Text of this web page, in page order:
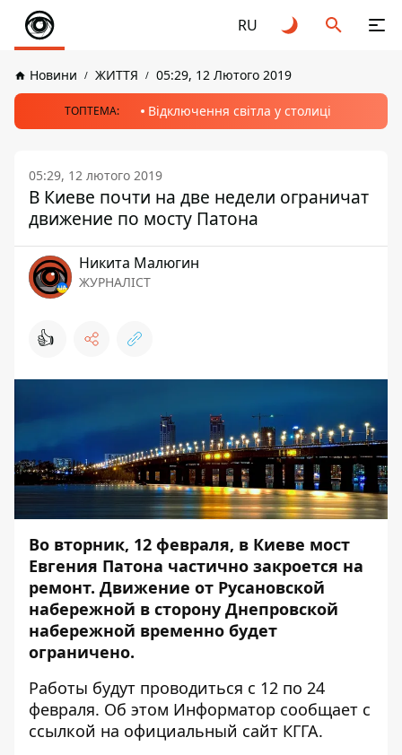
RU
Новини ЖИТТЯ 05:29, 12 Лютого 2019
ТОПТЕМА: Відключення світла у столиці
05:29, 12 лютого 2019
В Киеве почти на две недели ограничат
движение по мосту Патона
Никита Малюгин
ЖУРНАЛІСТ
👍
Во вторник, 12 февраля, в Киеве мост
Евгения Патона частично закроется на
ремонт. Движение от Русановской
набережной в сторону Днепровской
набережной временно будет
ограничено.
Работы будут проводиться с 12 по 24
февраля. Об этом Информатор сообщает с
ссылкой на официальный сайт КГГА.